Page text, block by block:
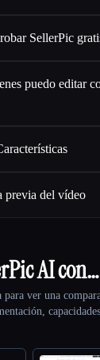
SellerPic
puedo editar
previa del vídeo
AI con…
ver una